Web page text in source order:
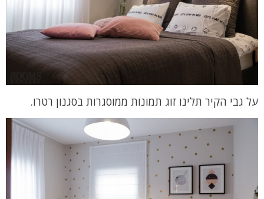
על גבי הקיר תלינו זוג תמונות ממוסגרות בסגנון רטרו.